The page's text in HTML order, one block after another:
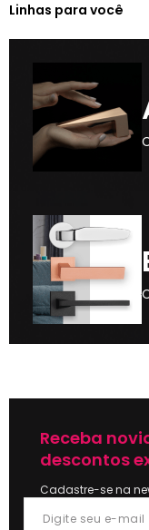
Linhas para você
Receba
descontos
Cadastre-se na